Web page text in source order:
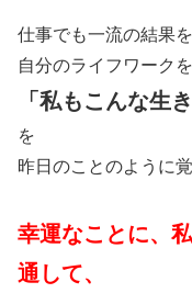
仕事でも一流の結果
自分のライフワーク
「私もこんな生
を
昨日のことのように
幸運なことに、
通して、